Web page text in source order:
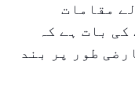
مقامات
بات ہے کہ
طور پر بند